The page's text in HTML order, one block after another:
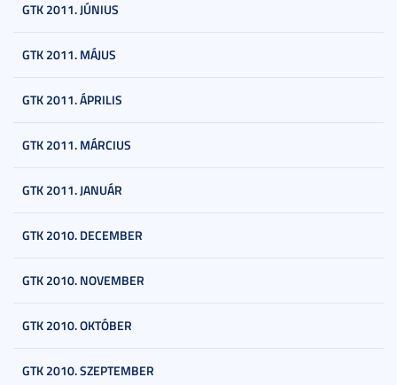
GTK 2011. JÚNIUS
GTK 2011. MÁJUS
GTK 2011. ÁPRILIS
GTK 2011. MÁRCIUS
GTK 2011. JANUÁR
GTK 2010. DECEMBER
GTK 2010. NOVEMBER
GTK 2010. OKTÓBER
GTK 2010. SZEPTEMBER